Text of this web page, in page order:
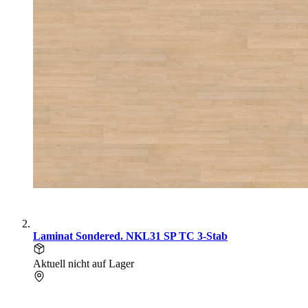
Laminat Sondered. NKL31 SP TC 3-Stab
Aktuell nicht auf Lager